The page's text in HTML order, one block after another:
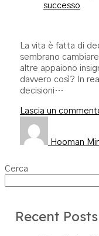
successo
La vita è fatta di
sembrano
altre appaiono
davvero così? In
decisioni…
Lascia un
Hooman
Cerca
Recent Posts